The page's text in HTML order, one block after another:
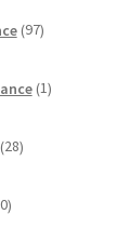
97izdelkov
1izdelek
28izdelkov
izdelkov